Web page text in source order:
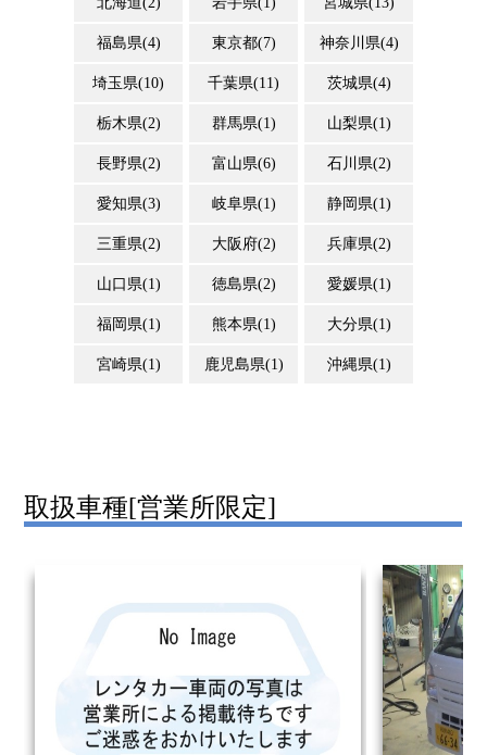
福島県(4) 東京都(7) 神奈川県(4)
埼玉県(10) 千葉県(11) 茨城県(4)
栃木県(2) 群馬県(1) 山梨県(1)
長野県(2) 富山県(6) 石川県(2)
愛知県(3) 岐阜県(1) 静岡県(1)
三重県(2) 大阪府(2) 兵庫県(2)
山口県(1) 徳島県(2) 愛媛県(1)
福岡県(1) 熊本県(1) 大分県(1)
宮崎県(1) 鹿児島県(1) 沖縄県(1)
取扱車種[営業所限定]